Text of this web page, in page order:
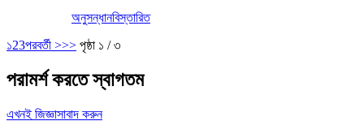
অনুসন্ধানবিস্তারিত
১23পরবর্তী >>> পৃষ্ঠা ১ / ৩
পরামর্শ করতে স্বাগতম
এখনই জিজ্ঞাসাবাদ করুন